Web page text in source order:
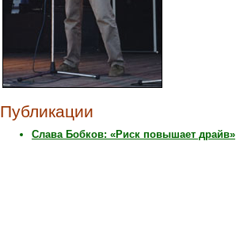
Публикации
Слава Бобков: «Риск повышает драйв»